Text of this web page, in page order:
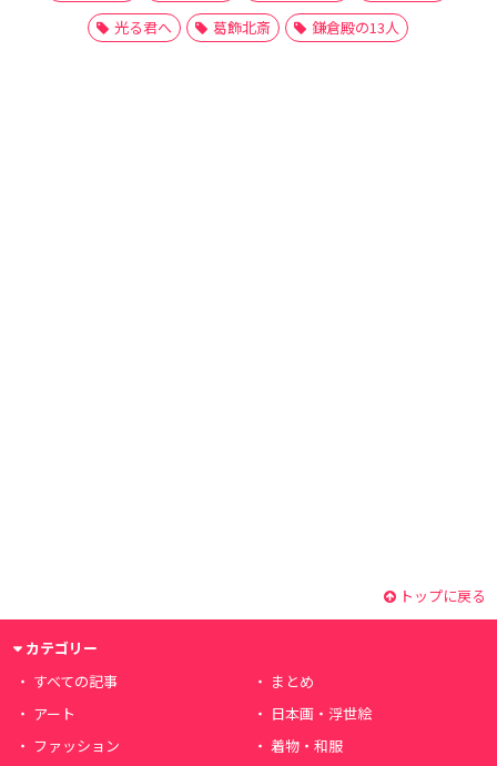
光る君へ
葛飾北斎 鎌倉殿の13人
トップに戻る
カテゴリー
すべての記事
まとめ
アート
日本画・浮世絵
ファッション
着物・和服